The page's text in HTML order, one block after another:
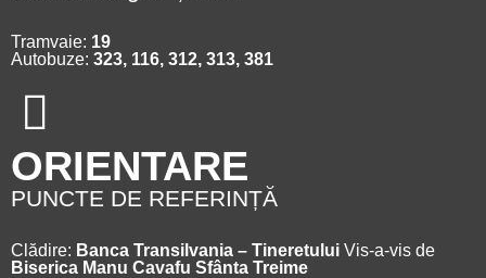
Tramvaie: 19
Autobuze: 323, 116, 312, 313, 381
ORIENTARE
PUNCTE DE REFERINȚĂ
Clădire: Banca Transilvania – Tineretului Vis-a-vis de
Biserica Manu Cavafu Sfânta Treime